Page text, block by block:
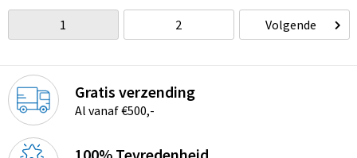
1 2 Volgende
Gratis verzending
Al vanaf €500,-